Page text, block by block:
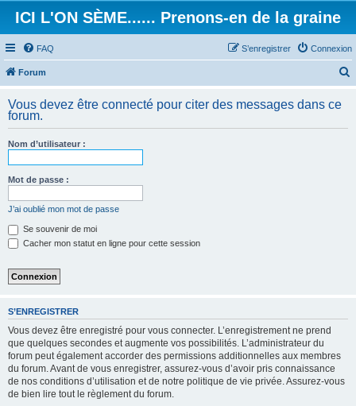
ICI L'ON SÈME...... Prenons-en de la graine
FAQ Connexion
S’enregistrer
Forum
Vous devez être connecté pour citer des messages dans ce
forum.
Nom d’utilisateur :
Mot de passe :
J’ai oublié mon mot de passe
Se souvenir de moi
Cacher mon statut en ligne pour cette session
S’ENREGISTRER
Vous devez être enregistré pour vous connecter. L’enregistrement ne prend
que quelques secondes et augmente vos possibilités. L’administrateur du
forum peut également accorder des permissions additionnelles aux membres
du forum. Avant de vous enregistrer, assurez-vous d’avoir pris connaissance
de nos conditions d’utilisation et de notre politique de vie privée. Assurez-vous
de bien lire tout le règlement du forum.